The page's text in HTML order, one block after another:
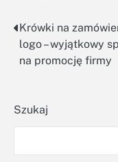
Nawigacja
wpisu
Krówki na
logo – wyjątkowy
na promocję firmy
Szukaj